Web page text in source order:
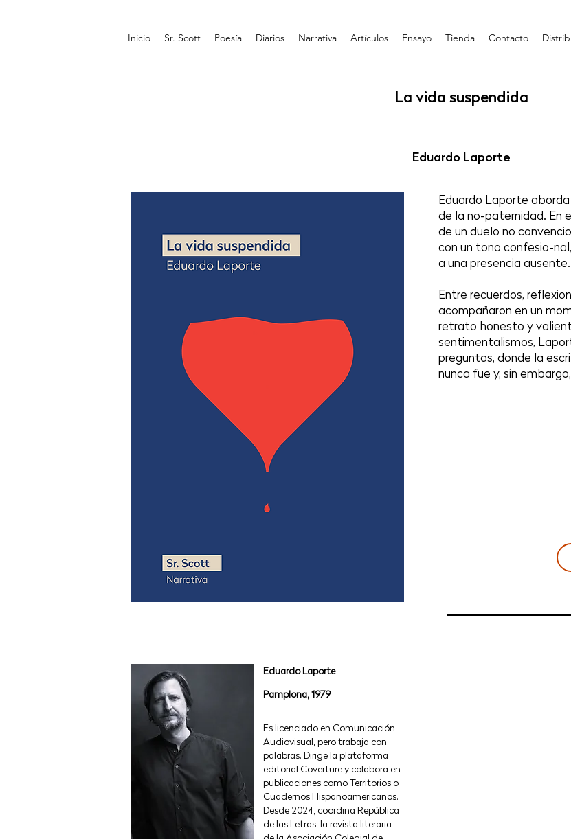
Inicio Sr. Scott Poesía Diarios Narrativa Artículos Ensayo Tienda Contacto
La vida suspendida
Eduardo Laporte
Eduardo Laporte
de la no-paternidad. En
de un duelo no
con un tono confesio-
a una presencia ausente.
Entre recuerdos,
acompañaron en un
retrato honesto y
sentimentalismos,
preguntas, donde la
nunca fue y, sin
Eduardo Laporte
Pamplona, 1979
Es licenciado en Comunicación
Audiovisual, pero trabaja con
palabras. Dirige la plataforma
editorial Coverture y colabora en
publicaciones como Territorios o
Cuadernos Hispanoamericanos.
Desde 2024, coordina República
de las Letras, la revista literaria